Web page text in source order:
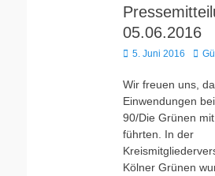
05.06.2016
Veröffentlicht
5. Juni 2016 Autor
Wir freuen uns,
Einwendungen
90/Die Grünen
führten. In der
Kölner Grünen